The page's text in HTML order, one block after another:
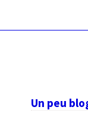
Un peu